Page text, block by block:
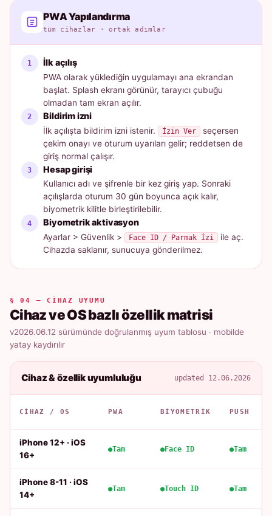
PWA Yapılandırma
tüm cihazlar · ortak adımlar
İlk açılış
PWA olarak yüklediğin uygulamayı ana ekrandan
başlat. Splash ekranı görünür, tarayıcı çubuğu
olmadan tam ekran açılır.
Bildirim izni
İlk açılışta bildirim izni istenir. İzin Ver
seçersen
çekim onayı ve oturum uyarıları gelir; reddetsen de
giriş normal çalışır.
Hesap girişi
Kullanıcı adı ve şifrenle bir kez giriş yap. Sonraki
açılışlarda oturum 30 gün boyunca açık kalır,
biyometrik kilitle birleştirilebilir.
Biyometrik aktivasyon
Ayarlar > Güvenlik > Face ID / Parmak İzi
ile aç.
Cihazda saklanır, sunucuya gönderilmez.
§ 04 — CIHAZ UYUMU
Cihaz ve OS bazlı özellik matrisi
v2026.06.12 sürümünde doğrulanmış uyum tablosu · mobilde
yatay kaydırılır
Cihaz & özellik uyumluluğu updated 12.06.2026
CIHAZ / OS PWA BIYOMETRIK PUSH
iPhone 12+ · iOS
16+
Tam Face ID Tam
iPhone 8-11 · iOS
14+
Tam Touch ID Tam